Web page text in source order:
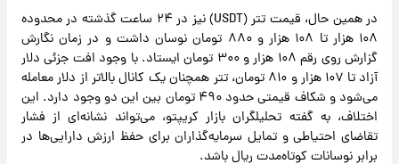
در همین حال، قیمت تتر (USDT) نیز در ۲۴ ساعت گذشته در محدوده
۱۰۸ هزار تا ۱۰۸ هزار و ۸۸۰ تومان نوسان داشت و در زمان نگارش
گزارش روی رقم ۱۰۸ هزار و ۳۰۰ تومان ایستاد. با وجود افت جزئی دلار
آزاد تا ۱۰۷ هزار و ۸۱۰ تومان، تتر همچنان یک کانال بالاتر از دلار معامله
می‌شود و شکاف قیمتی حدود ۴۹۰ تومان بین این دو وجود دارد. این
اختلاف، به گفته تحلیلگران بازار کریپتو، می‌تواند نشانه‌ای از فشار
تقاضای احتیاطی و تمایل سرمایه‌گذاران برای حفظ ارزش دارایی‌ها در
برابر نوسانات کوتاه‌مدت ریال باشد.